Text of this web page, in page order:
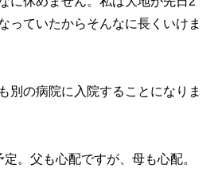
っていたからそんなに長くいけま
別の病院に入院することになりま
。父も心配ですが、母も心配。